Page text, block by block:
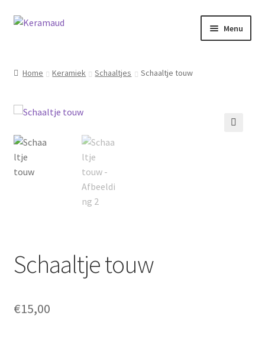
Ga
Ga
Menu
Nieuws
Home Keramiek Schaaltjes Schaaltje touw
Schaaltje touw
€15,00